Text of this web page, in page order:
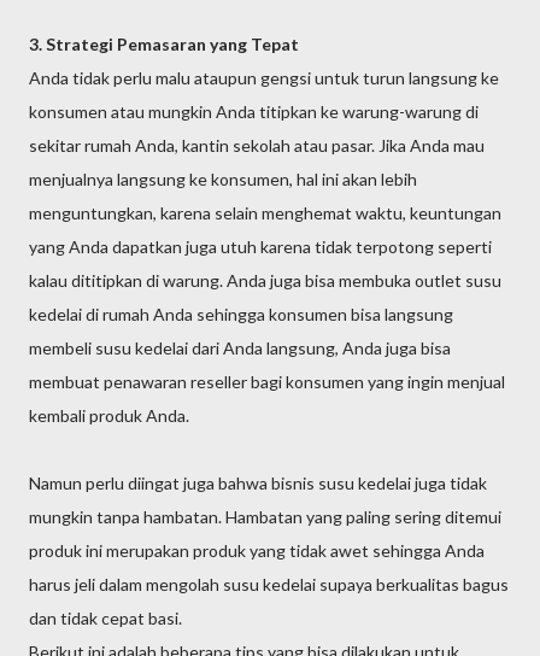
3. Strategi Pemasaran yang Tepat
Anda tidak perlu malu ataupun gengsi untuk turun langsung ke
konsumen atau mungkin Anda titipkan ke warung-warung di
sekitar rumah Anda, kantin sekolah atau pasar. Jika Anda mau
menjualnya langsung ke konsumen, hal ini akan lebih
menguntungkan, karena selain menghemat waktu, keuntungan
yang Anda dapatkan juga utuh karena tidak terpotong seperti
kalau dititipkan di warung. Anda juga bisa membuka outlet susu
kedelai di rumah Anda sehingga konsumen bisa langsung
membeli susu kedelai dari Anda langsung, Anda juga bisa
membuat penawaran reseller bagi konsumen yang ingin menjual
kembali produk Anda.
Namun perlu diingat juga bahwa bisnis susu kedelai juga tidak
mungkin tanpa hambatan. Hambatan yang paling sering ditemui
produk ini merupakan produk yang tidak awet sehingga Anda
harus jeli dalam mengolah susu kedelai supaya berkualitas bagus
dan tidak cepat basi.
Berikut ini adalah beberapa tips yang bisa dilakukan untuk